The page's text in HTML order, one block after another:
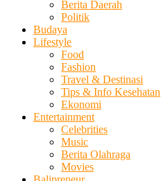
Berita Daerah
Politik
Budaya
Lifestyle
Food
Fashion
Travel & Destinasi
Tips & Info Kesehatan
Ekonomi
Entertainment
Celebrities
Music
Berita Olahraga
Movies